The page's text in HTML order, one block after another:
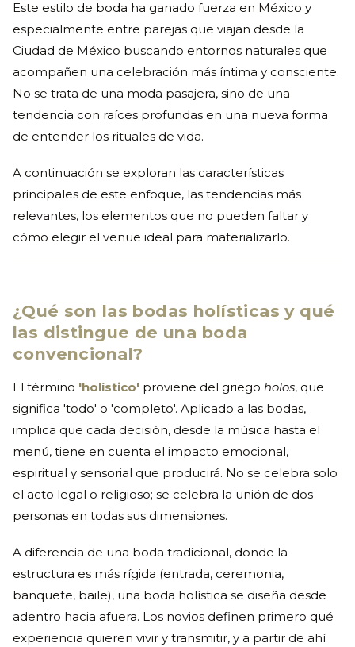
Este estilo de boda ha ganado fuerza en México y
especialmente entre parejas que viajan desde la
Ciudad de México buscando entornos naturales que
acompañen una celebración más íntima y consciente.
No se trata de una moda pasajera, sino de una
tendencia con raíces profundas en una nueva forma
de entender los rituales de vida.
A continuación se exploran las características
principales de este enfoque, las tendencias más
relevantes, los elementos que no pueden faltar y
cómo elegir el venue ideal para materializarlo.
¿Qué son las bodas holísticas y qué
las distingue de una boda
convencional?
El término 'holístico' proviene del griego holos, que
significa 'todo' o 'completo'. Aplicado a las bodas,
implica que cada decisión, desde la música hasta el
menú, tiene en cuenta el impacto emocional,
espiritual y sensorial que producirá. No se celebra solo
el acto legal o religioso; se celebra la unión de dos
personas en todas sus dimensiones.
A diferencia de una boda tradicional, donde la
estructura es más rígida (entrada, ceremonia,
banquete, baile), una boda holística se diseña desde
adentro hacia afuera. Los novios definen primero qué
experiencia quieren vivir y transmitir, y a partir de ahí